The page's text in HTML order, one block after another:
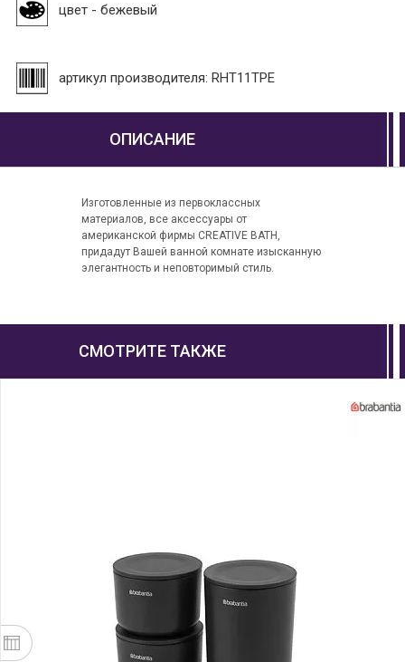
цвет - бежевый
артикул производителя: RHT11TPE
ОПИСАНИЕ
Изготовленные из первоклассных
материалов, все аксессуары от
американской фирмы CREATIVE BATH,
придадут Вашей ванной комнате изысканную
элегантность и неповторимый стиль.
СМОТРИТЕ ТАКЖЕ